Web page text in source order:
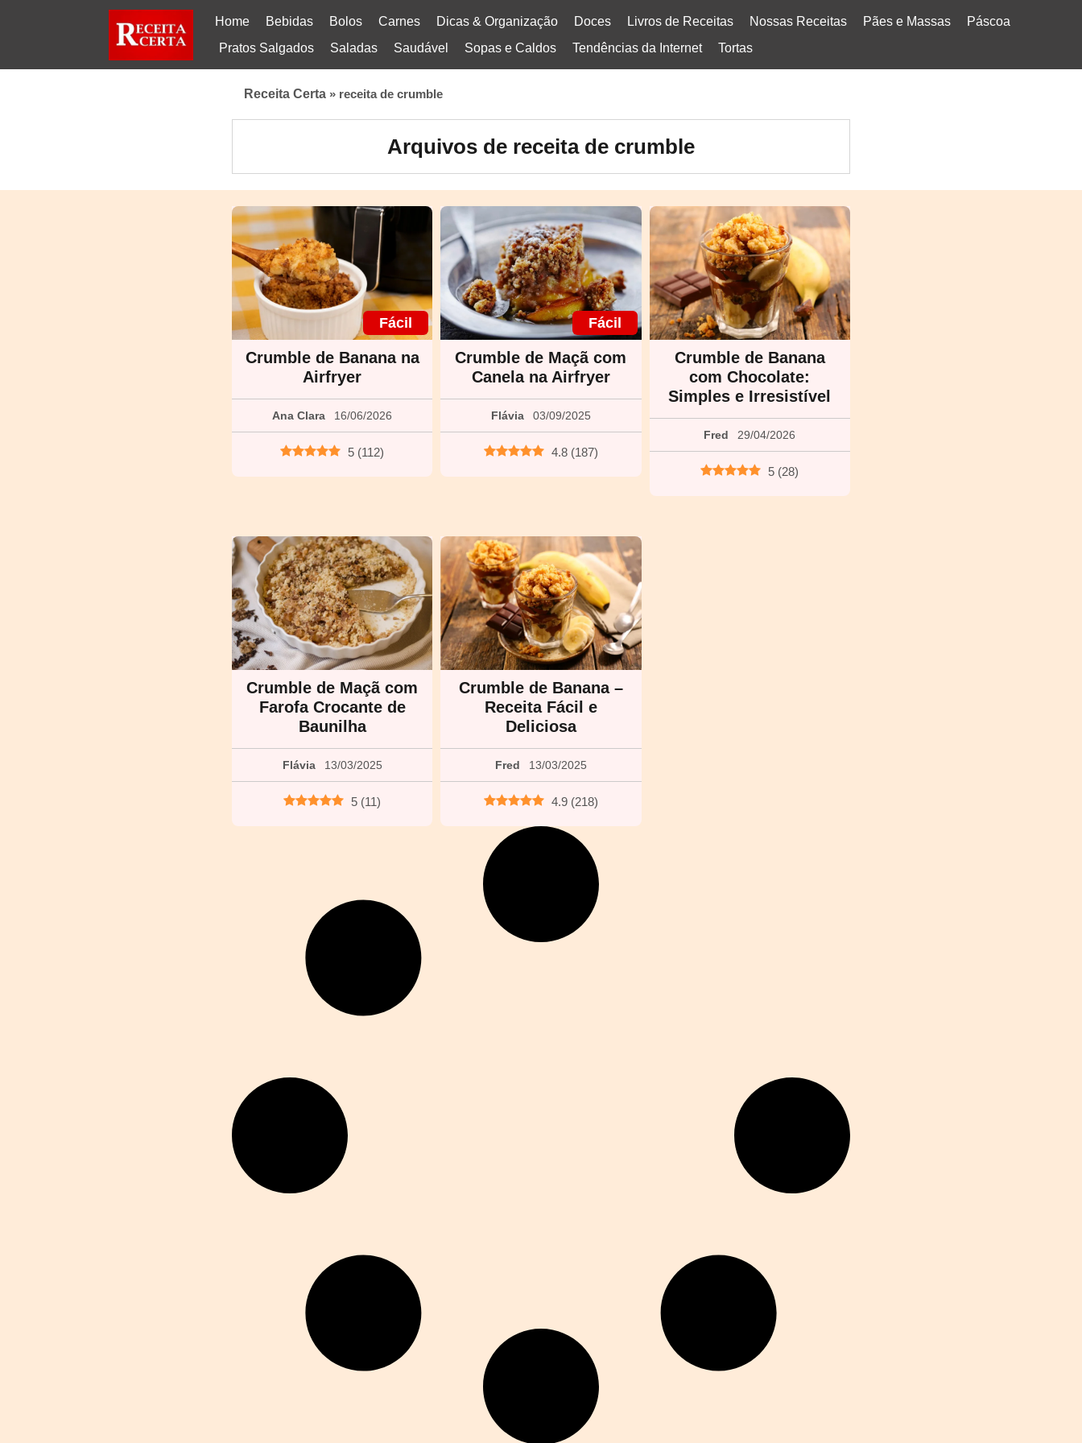
Home Bebidas Bolos Carnes Dicas & Organização Doces Livros de Receitas Nossas Receitas Pães e Massas
Páscoa
Pratos Salgados
Saladas Saudável Sopas e Caldos Tendências da Internet Tortas
Receita Certa » receita de crumble
Arquivos de receita de crumble
Fácil
Crumble de Banana na
Airfryer
Ana Clara 16/06/2026
5 (112)
Fácil
Crumble de Maçã com
Canela na Airfryer
Flávia 03/09/2025
4.8 (187)
Crumble de Banana
com Chocolate:
Simples e Irresistível
Fred 29/04/2026
5 (28)
Crumble de Maçã com
Farofa Crocante de
Baunilha
Flávia 13/03/2025
5 (11)
Crumble de Banana –
Receita Fácil e
Deliciosa
Fred 13/03/2025
4.9 (218)